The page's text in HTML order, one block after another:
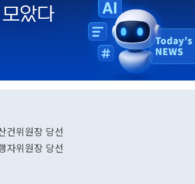
건위원장 당선
자위원장 당선